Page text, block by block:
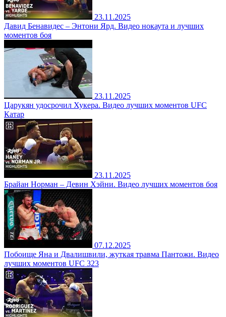
23.11.2025
Давид Бенавидес – Энтони Ярд. Видео нокаута и лучших
моментов боя
23.11.2025
Царукян удосрочил Хукера. Видео лучших моментов UFC
Катар
23.11.2025
Брайан Норман – Девин Хэйни. Видео лучших моментов боя
07.12.2025
Побоище Яна и Двалишвили, жуткая травма Пантожи. Видео
лучших моментов UFC 323